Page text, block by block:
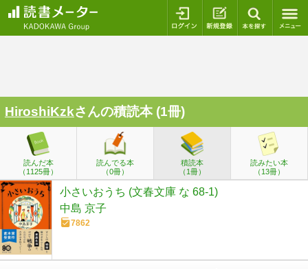
ログイン 新規登録
HiroshiKzkさんの積読本 (1冊)
読んだ本
（1125冊）
読んでる本
（0冊）
積読本
（1冊）
読みたい本
（13冊）
小さいおうち (文春文庫 な 68-1)
中島 京子
7862